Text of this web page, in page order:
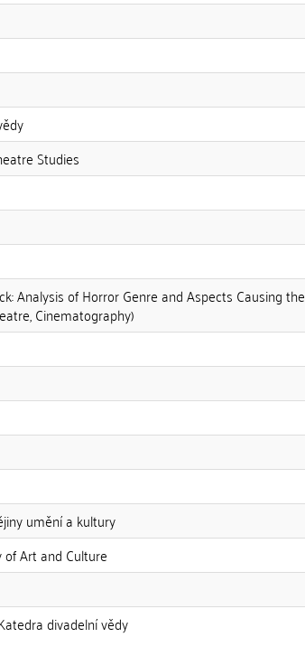
Studies
Analysis of Horror Genre and Aspects Causing
Cinematography)
umění a kultury
Art and Culture
divadelní vědy